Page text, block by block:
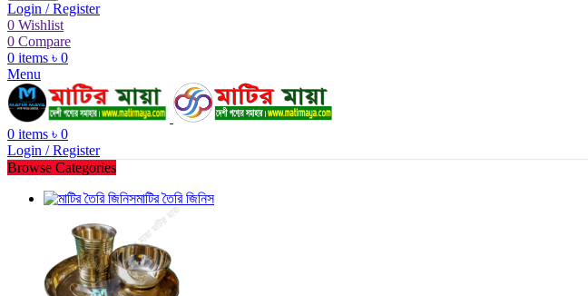
Login / Register
0 Wishlist
0 Compare
0 items ৳ 0
Menu
0 items ৳ 0
Login / Register
Browse Categories
মাটির তৈরি জিনিস